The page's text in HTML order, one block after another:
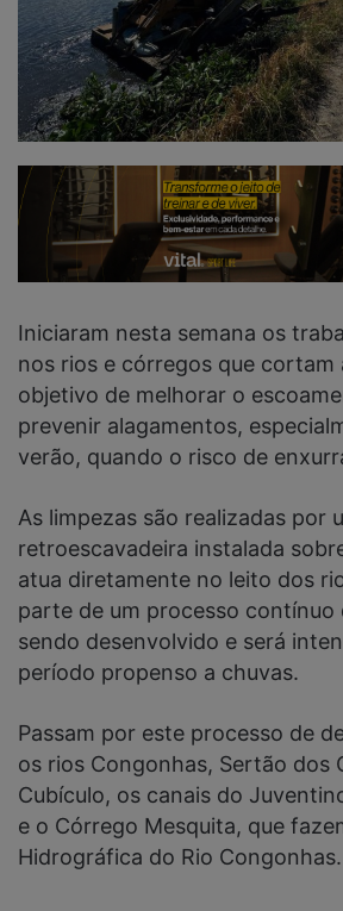
Iniciaram nesta semana os
nos rios e córregos que cortam
objetivo de melhorar o
prevenir alagamentos,
verão, quando o risco de
As limpezas são realizadas por
retroescavadeira instalada
atua diretamente no leito dos
parte de um processo contínuo
sendo desenvolvido e será
período propenso a chuvas.
Passam por este processo de
os rios Congonhas, Sertão dos
Cubículo, os canais do
e o Córrego Mesquita, que
Hidrográfica do Rio Congonhas.